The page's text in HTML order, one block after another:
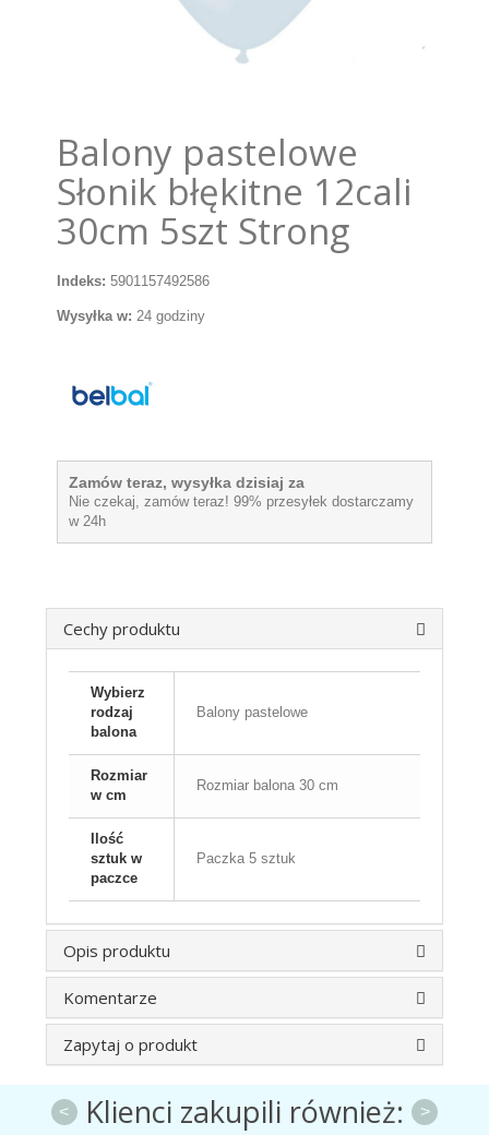
Balony pastelowe
Słonik błękitne 12cali
30cm 5szt Strong
Indeks: 5901157492586
Wysyłka w: 24 godziny
Zamów teraz, wysyłka dzisiaj za
Nie czekaj, zamów teraz! 99% przesyłek dostarczamy
w 24h
Cechy produktu
Wybierz
rodzaj
balona
Balony pastelowe
Rozmiar
w cm
Rozmiar balona 30 cm
Ilość
sztuk w
paczce
Paczka 5 sztuk
Opis produktu
Komentarze
Zapytaj o produkt
Klienci zakupili również:
< >